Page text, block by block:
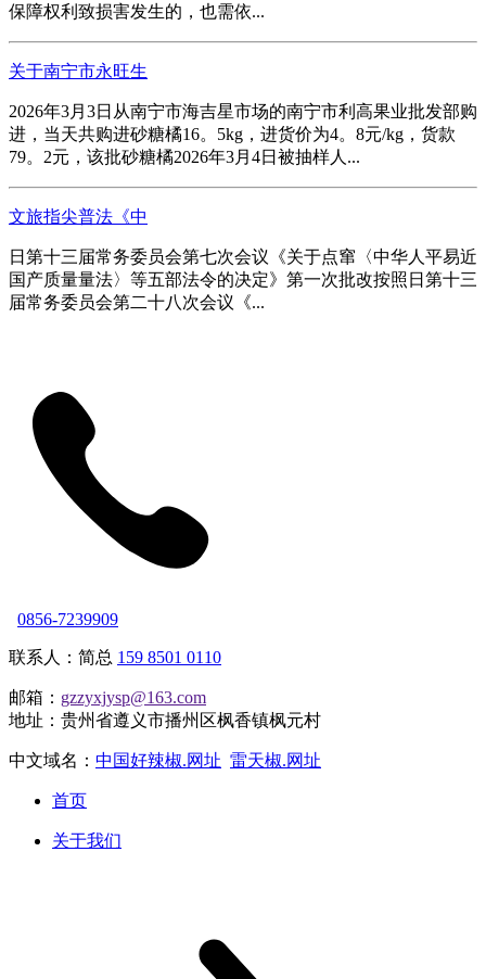
保障权利致损害发生的，也需依...
关于南宁市永旺生
2026年3月3日从南宁市海吉星市场的南宁市利高果业批发部购
进，当天共购进砂糖橘16。5kg，进货价为4。8元/kg，货款
79。2元，该批砂糖橘2026年3月4日被抽样人...
文旅指尖普法《中
日第十三届常务委员会第七次会议《关于点窜〈中华人平易近
国产质量量法〉等五部法令的决定》第一次批改按照日第十三
届常务委员会第二十八次会议《...
0856-7239909
联系人：简总 159 8501 0110
邮箱： gzzyxjysp@163.com
地址：贵州省遵义市播州区枫香镇枫元村
中文域名： 中国好辣椒.网址 雷天椒.网址
首页
关于我们